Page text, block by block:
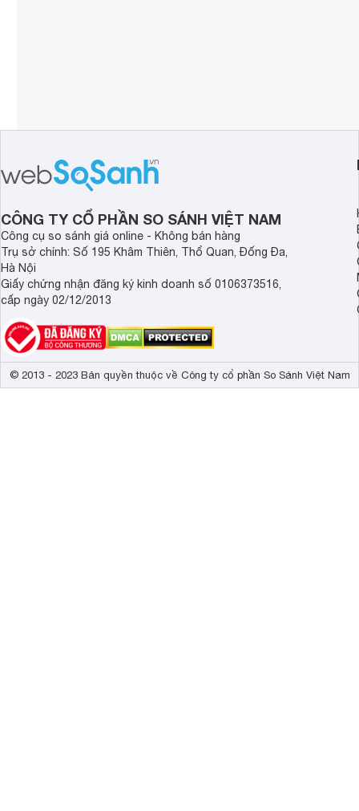
CÔNG TY CỔ PHẦN SO SÁNH VIỆT NAM
Công cụ so sánh giá online - Không bán hàng
Trụ sở chính: Số 195 Khâm Thiên, Thổ Quan, Đống Đa,
Hà Nội
Giấy chứng nhận đăng ký kinh doanh số 0106373516,
cấp ngày 02/12/2013
© 2013 - 2023 Bản quyền thuộc về Công ty cổ phần So Sánh Việt Nam